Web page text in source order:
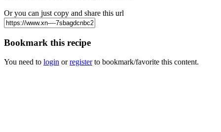
Or you can just copy and share this url
Bookmark this recipe
You need to login orregisterto bookmark/favorite this content.